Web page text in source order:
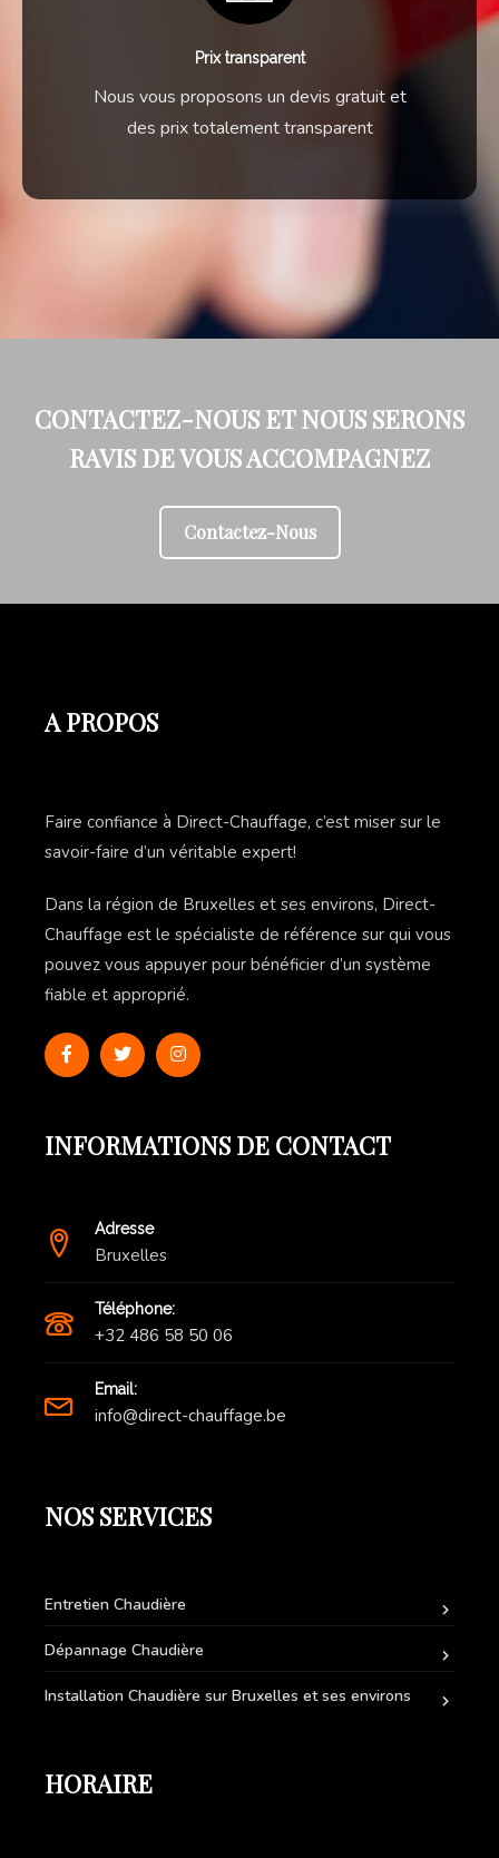
Prix transparent
Nous vous proposons un devis gratuit et
des prix totalement transparent
CONTACTEZ-NOUS ET NOUS SERONS
RAVIS DE VOUS ACCOMPAGNEZ
Contactez-Nous
A PROPOS
Faire confiance à Direct-Chauffage, c’est miser sur le
savoir-faire d’un véritable expert!
Dans la région de Bruxelles et ses environs, Direct-
Chauffage est le spécialiste de référence sur qui vous
pouvez vous appuyer pour bénéficier d’un système
fiable et approprié.
INFORMATIONS DE CONTACT
Adresse
Bruxelles
Téléphone:
+32 486 58 50 06
Email:
info@direct-chauffage.be
NOS SERVICES
Entretien Chaudière
Dépannage Chaudière
Installation Chaudière sur Bruxelles et ses environs
HORAIRE